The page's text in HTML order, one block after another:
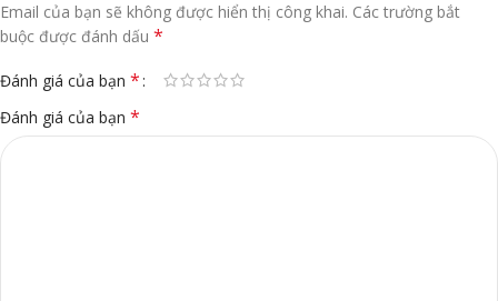
Email của bạn sẽ không được hiển thị công khai. Các trường bắt
buộc được đánh dấu *
Đánh giá của bạn *
Đánh giá của bạn *